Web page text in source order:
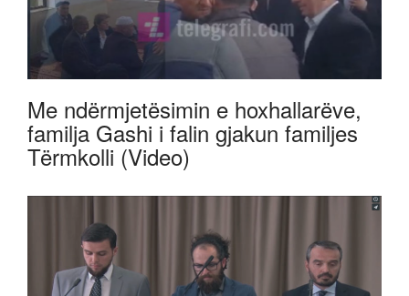
Me ndërmjetësimin e hoxhallarëve,
familja Gashi i falin gjakun familjes
Tërmkolli (Video)